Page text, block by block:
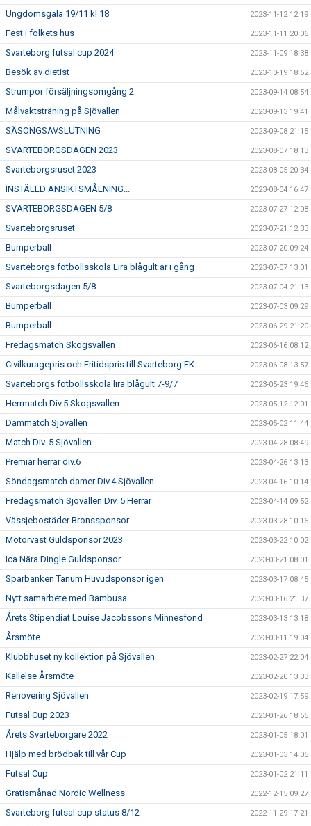
Ungdomsgala 19/11 kl 18 2023-11-12 12:19
Fest i folkets hus 2023-11-11 20:06
Svarteborg futsal cup 2024 2023-11-09 18:38
Besök av dietist 2023-10-19 18:52
Strumpor försäljningsomgång 2 2023-09-14 08:54
Målvaktsträning på Sjövallen 2023-09-13 19:41
SÄSONGSAVSLUTNING 2023-09-08 21:15
SVARTEBORGSDAGEN 2023 2023-08-07 18:13
Svarteborgsruset 2023 2023-08-05 20:34
INSTÄLLD ANSIKTSMÅLNING... 2023-08-04 16:47
SVARTEBORGSDAGEN 5/8 2023-07-27 12:08
Svarteborgsruset 2023-07-21 12:33
Bumperball 2023-07-20 09:24
Svarteborgs fotbollsskola Lira blågult är i gång 2023-07-07 13:01
Svarteborgsdagen 5/8 2023-07-04 21:13
Bumperball 2023-07-03 09:29
Bumperball 2023-06-29 21:20
Fredagsmatch Skogsvallen 2023-06-16 08:12
Civilkuragepris och Fritidspris till Svarteborg FK 2023-06-08 13:57
Svarteborgs fotbollsskola lira blågult 7-9/7 2023-05-23 19:46
Herrmatch Div.5 Skogsvallen 2023-05-12 12:01
Dammatch Sjövallen 2023-05-02 11:44
Match Div. 5 Sjövallen 2023-04-28 08:49
Premiär herrar div.6 2023-04-26 13:13
Söndagsmatch damer Div.4 Sjövallen 2023-04-16 10:14
Fredagsmatch Sjövallen Div. 5 Herrar 2023-04-14 09:52
Vässjebostäder Bronssponsor 2023-03-28 10:16
Motorväst Guldsponsor 2023 2023-03-22 10:02
Ica Nära Dingle Guldsponsor 2023-03-21 08:01
Sparbanken Tanum Huvudsponsor igen 2023-03-17 08:45
Nytt samarbete med Bambusa 2023-03-16 21:37
Årets Stipendiat Louise Jacobssons Minnesfond 2023-03-13 13:18
Årsmöte 2023-03-11 19:04
Klubbhuset ny kollektion på Sjövallen 2023-02-27 22:04
Kallelse Årsmöte 2023-02-20 13:33
Renovering Sjövallen 2023-02-19 17:59
Futsal Cup 2023 2023-01-26 18:55
Årets Svarteborgare 2022 2023-01-05 18:01
Hjälp med brödbak till vår Cup 2023-01-03 14:05
Futsal Cup 2023-01-02 21:11
Gratismånad Nordic Wellness 2022-12-15 09:27
Svarteborg futsal cup status 8/12 2022-11-29 17:21